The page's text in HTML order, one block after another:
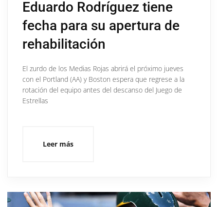
Eduardo Rodríguez tiene
fecha para su apertura de
rehabilitación
El zurdo de los Medias Rojas abrirá el próximo jueves
con el Portland (AA) y Boston espera que regrese a la
rotación del equipo antes del descanso del Juego de
Estrellas
Leer más